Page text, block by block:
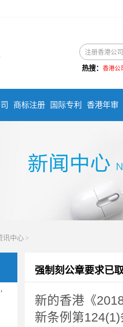
热搜： 香港公
商标注册 国际专利 香港年审
讯中心 >
强制刻公章要求已
新的香港《
新条例第